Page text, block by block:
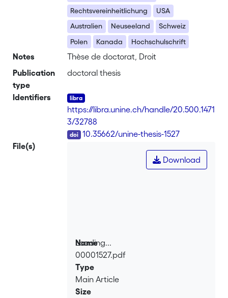
Rechtsvereinheitlichung
USA
Australien
Neuseeland
Schweiz
Polen
Kanada Hochschulschrift
Notes
Thèse de doctorat, Droit
Publication
type
doctoral thesis
Identifiers
https://libra.unine.ch/handle/20.500.1471
3/32788
10.35662/unine-thesis-1527
File(s)
Loading...
Loading...
Download
Name
00001527.pdf
Type
Main Article
Size